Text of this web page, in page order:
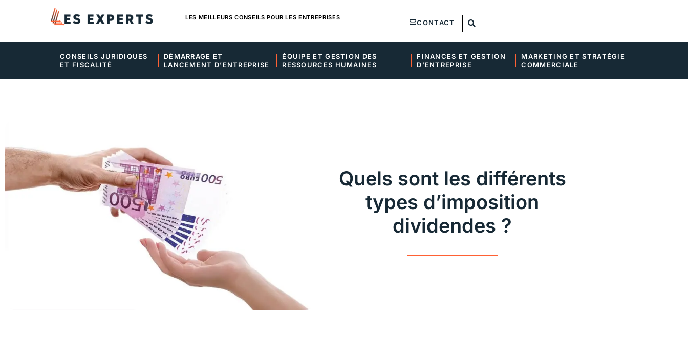
LES MEILLEURS CONSEILS POUR LES ENTREPRISES
CONTACT
CONSEILS JURIDIQUES
ET FISCALITÉ
DÉMARRAGE ET
LANCEMENT D’ENTREPRISE
ÉQUIPE ET GESTION DES
RESSOURCES HUMAINES
FINANCES ET GESTION
D’ENTREPRISE
MARKETING ET STRATÉGIE
COMMERCIALE
Quels sont les différents
types d’imposition
dividendes ?